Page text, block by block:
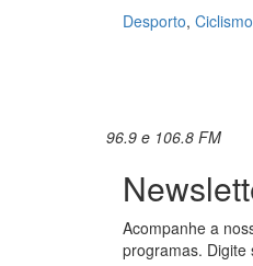
Desporto, Ciclismo
96.9 e 106.8 FM
Acompanhe a
programas. Digite